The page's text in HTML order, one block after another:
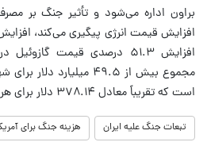
براون اداره می‌شود و تأثیر جنگ بر
مجموع بیش از ۴۹.۵
است که تقریباً معادل ۳۷۸.۱۴ دلار برای هر خانوار آمریکایی است.
تبعات جنگ علیه ایران هزینه جنگ برای